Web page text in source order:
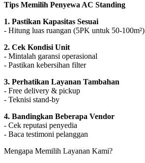
Tips Memilih Penyewa AC Standing
1. Pastikan Kapasitas Sesuai
- Hitung luas ruangan (5PK untuk 50-100m²)
2. Cek Kondisi Unit
- Mintalah garansi operasional
- Pastikan kebersihan filter
3. Perhatikan Layanan Tambahan
- Free delivery & pickup
- Teknisi stand-by
4. Bandingkan Beberapa Vendor
- Cek reputasi penyedia
- Baca testimoni pelanggan
Mengapa Memilih Layanan Kami?